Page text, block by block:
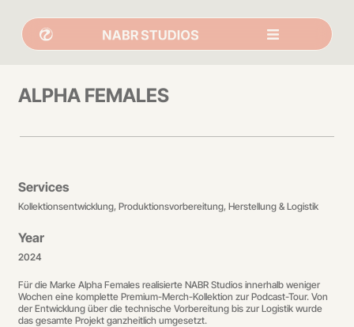
ALPHA FEMALES
Services
Kollektionsentwicklung, Produktionsvorbereitung, Herstellung & Logistik
Year
2024
Für die Marke Alpha Females realisierte NABR Studios innerhalb weniger
Wochen eine komplette Premium-Merch-Kollektion zur Podcast-Tour. Von
der Entwicklung über die technische Vorbereitung bis zur Logistik wurde
das gesamte Projekt ganzheitlich umgesetzt.